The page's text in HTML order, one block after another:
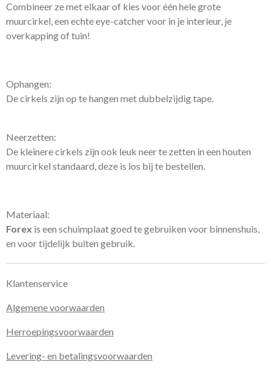
Combineer ze met elkaar of kies voor één hele grote
muurcirkel, een echte eye-catcher voor in je interieur, je
overkapping of tuin!
Ophangen:
De cirkels zijn op te hangen met dubbelzijdig tape.
Neerzetten:
De kleinere cirkels zijn ook leuk neer te zetten in een houten
muurcirkel standaard, deze is los bij te bestellen.
Materiaal:
Forex is een schuimplaat goed te gebruiken voor binnenshuis,
en voor tijdelijk buiten gebruik.
Klantenservice
Algemene voorwaarden
Herroepingsvoorwaarden
Levering- en betalingsvoorwaarden